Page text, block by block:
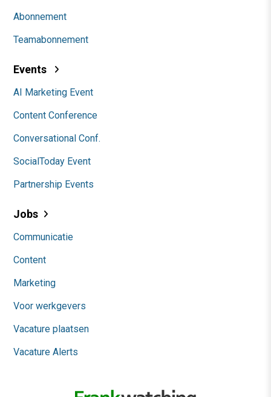
Abonnement
Teamabonnement
Events
AI Marketing Event
Content Conference
Conversational Conf.
SocialToday Event
Partnership Events
Jobs
Communicatie
Content
Marketing
Voor werkgevers
Vacature plaatsen
Vacature Alerts